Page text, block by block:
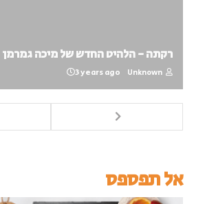
רקתה - הלהיט החדש של מיכה גמרמן
Unknown
3 years ago
אל תפספס